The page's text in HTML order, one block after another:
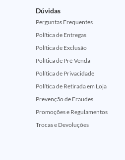
Dúvidas
Perguntas Frequentes
Política de Entregas
Política de Exclusão
Política de Pré-Venda
Política de Privacidade
Política de Retirada em Loja
Prevenção de Fraudes
Promoções e Regulamentos
Trocas e Devoluções